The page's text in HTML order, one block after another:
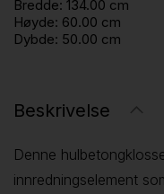
Bredde: 134.00 cm
Høyde: 60.00 cm
Dybde: 50.00 cm
Beskrivelse
Denne
innredningselement